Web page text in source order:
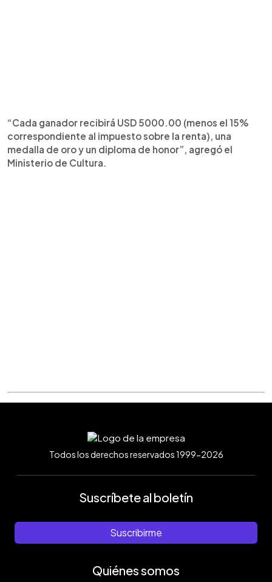
“Cada ganador recibirá USD 5000.00 (menos el 15%
correspondiente al impuesto sobre la renta), una
medalla de oro y un diploma de honor”, agregó el
Ministerio de Cultura.
Todos los derechos reservados 1999-2026
Suscríbete al boletín
Suscribirme
Quiénes somos